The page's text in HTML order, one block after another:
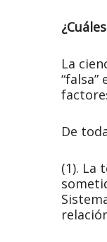
La
De
(1). La